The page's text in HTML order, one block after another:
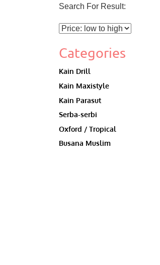
Search For Result:
Categories
Kain Drill
Kain Maxistyle
Kain Parasut
Serba-serbi
Oxford / Tropical
Busana Muslim